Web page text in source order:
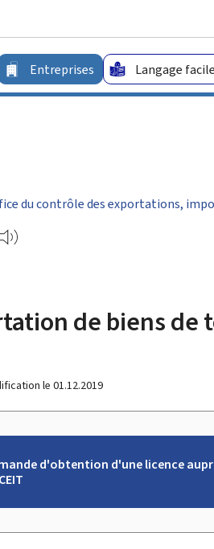
Entreprises Langage facile
du contrôle des exportations,
de biens de
le 01.12.2019
d'obtention d'une licence